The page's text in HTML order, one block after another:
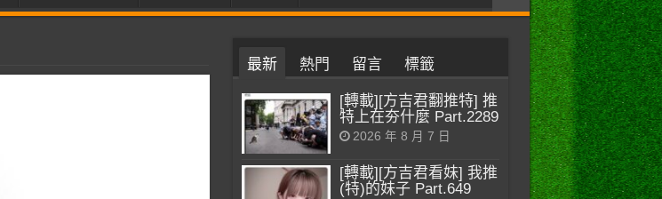
最新 熱門 留言 標籤
[轉載][方吉君翻推特] 推
特上在夯什麼 Part.2289
2026 年 8 月 7 日
[轉載][方吉君看妹] 我推
(特)的妹子 Part.649